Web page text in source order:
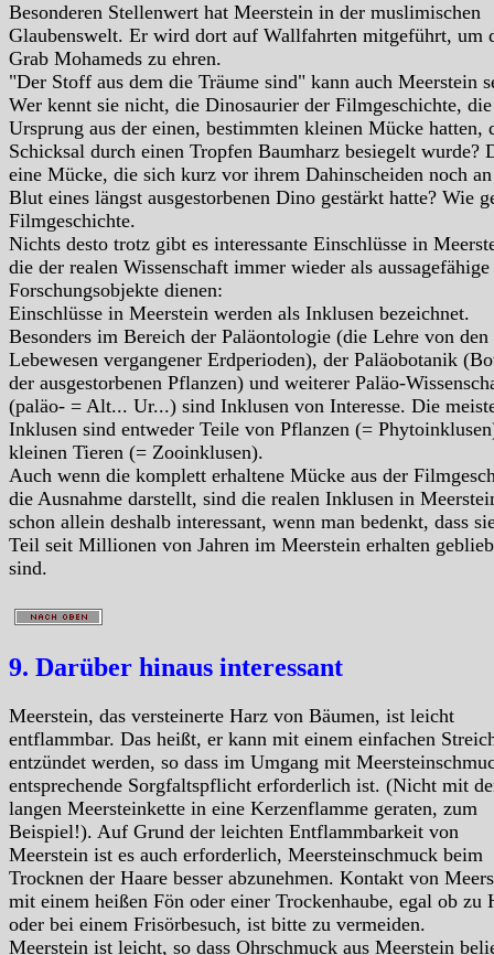
Besonderen Stellenwert hat Meerstein in der muslimischen
Glaubenswelt. Er wird dort auf Wallfahrten mitgeführt, um
Grab Mohameds zu ehren.
"Der Stoff aus dem die Träume sind" kann auch Meerstein
Wer kennt sie nicht, die Dinosaurier der Filmgeschichte,
Ursprung aus der einen, bestimmten kleinen Mücke hatten,
Schicksal durch einen Tropfen Baumharz besiegelt wurde?
eine Mücke, die sich kurz vor ihrem Dahinscheiden noch
Blut eines längst ausgestorbenen Dino gestärkt hatte? Wie
Filmgeschichte.
Nichts desto trotz gibt es interessante Einschlüsse in
die der realen Wissenschaft immer wieder als aussagefähige
Forschungsobjekte dienen:
Einschlüsse in Meerstein werden als Inklusen bezeichnet.
Besonders im Bereich der Paläontologie (die Lehre von den
Lebewesen vergangener Erdperioden), der Paläobotanik
der ausgestorbenen Pflanzen) und weiterer Paläo-
(paläo- = Alt... Ur...) sind Inklusen von Interesse. Die
Inklusen sind entweder Teile von Pflanzen (=
kleinen Tieren (= Zooinklusen).
Auch wenn die komplett erhaltene Mücke aus der
die Ausnahme darstellt, sind die realen Inklusen in
schon allein deshalb interessant, wenn man bedenkt, dass
Teil seit Millionen von Jahren im Meerstein erhalten
sind.
9. Darüber hinaus interessant
Meerstein, das versteinerte Harz von Bäumen, ist leicht
entflammbar. Das heißt, er kann mit einem einfachen
entzündet werden, so dass im Umgang mit
entsprechende Sorgfaltspflicht erforderlich ist. (Nicht mit
langen Meersteinkette in eine Kerzenflamme geraten, zum
Beispiel!). Auf Grund der leichten Entflammbarkeit von
Meerstein ist es auch erforderlich, Meersteinschmuck beim
Trocknen der Haare besser abzunehmen. Kontakt von
mit einem heißen Fön oder einer Trockenhaube, egal ob zu
oder bei einem Frisörbesuch, ist bitte zu vermeiden.
Meerstein ist leicht, so dass Ohrschmuck aus Meerstein